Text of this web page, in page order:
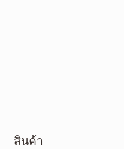
สินค้า